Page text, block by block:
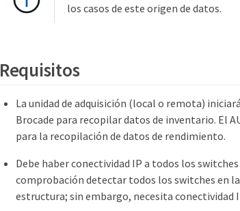
los casos de este origen de datos.
Requisitos
La unidad de adquisición (local o remota)
Brocade para recopilar datos de inventario. El
para la recopilación de datos de rendimiento.
Debe haber conectividad IP a todos los
comprobación detectar todos los switches en
estructura; sin embargo, necesita conectividad